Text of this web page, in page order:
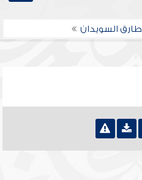
طارق السويدان